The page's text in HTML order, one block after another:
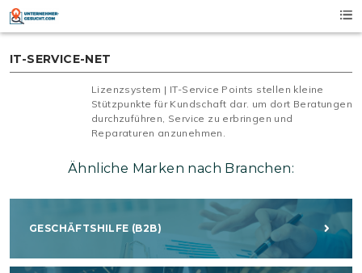
Skip
content
IT-SERVICE-NET
Lizenzsystem | IT-Service Points stellen kleine
Stützpunkte für Kundschaft dar. um dort Beratungen
durchzuführen, Service zu erbringen und
Reparaturen anzunehmen.
Ähnliche Marken nach Branchen:
GESCHÄFTSHILFE (B2B)